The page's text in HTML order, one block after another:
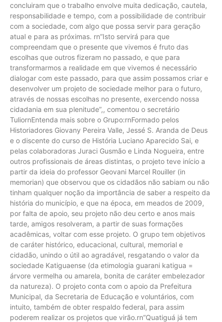
concluiram que o trabalho envolve muita dedicação, cautela,
responsabilidade e tempo, com a possibilidade de contribuir
com a sociedade, com algo que possa servir para geração
atual e para as próximas. rn”Isto servirá para que
compreendam que o presente que vivemos é fruto das
escolhas que outros fizeram no passado, e que para
transformarmos a realidade em que vivemos é necessário
dialogar com este passado, para que assim possamos criar e
desenvolver um projeto de sociedade melhor para o futuro,
através de nossas escolhas no presente, exercendo nossa
cidadania em sua plenitude”,, comentou o secretário
TuliornEntenda mais sobre o Grupo:rnFormado pelos
Historiadores Giovany Pereira Valle, Jessé S. Aranda de Deus
e o discente do curso de História Luciano Aparecido Sai, e
pelas colaboradoras Juraci Gusmão e Linda Nogueira, entre
outros profissionais de áreas distintas, o projeto teve início a
partir da ideia do professor Geovani Marcel Rouiller (in
memorian) que observou que os cidadãos não sabiam ou não
tinham qualquer noção da importância de saber a respeito da
história do município, e que na época, em meados de 2009,
por falta de apoio, seu projeto não deu certo e anos mais
tarde, amigos resolveram, a partir de suas formações
acadêmicas, voltar com esse projeto. O grupo tem objetivos
de caráter histórico, educacional, cultural, memorial e
cidadão, unindo o útil ao agradável, resgatando o valor da
sociedade Katiguaense (da etimologia guarani katigua =
árvore vermelha ou amarela, bonita de caráter embelezador
da natureza). O projeto conta com o apoio da Prefeitura
Municipal, da Secretaria de Educação e voluntários, com
intuito, também de obter respaldo federal, para assim
poderem realizar os projetos que virão.rn”Quatiguá já tem